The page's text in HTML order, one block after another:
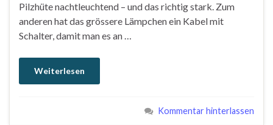
Pilzhüte nachtleuchtend – und das richtig stark. Zum
anderen hat das grössere Lämpchen ein Kabel mit
Schalter, damit man es an …
Weiterlesen
Kommentar hinterlassen